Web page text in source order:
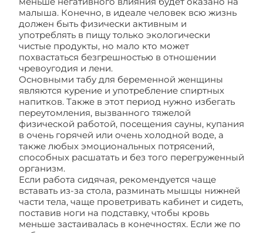
малыша. Конечно, в идеале человек всю жизнь
должен быть физически активным и
употреблять в пищу только экологически
чистые продукты, но мало кто может
похвастаться безгрешностью в отношении
чревоугодия и лени.
Основными табу для беременной женщины
являются курение и употребление спиртных
напитков. Также в этот период нужно избегать
переутомления, вызванного тяжелой
физической работой, посещения сауны, купания
в очень горячей или очень холодной воде, а
также любых эмоциональных потрясений,
способных расшатать и без того перегруженный
организм.
Если работа сидячая, рекомендуется чаще
вставать из-за стола, разминать мышцы нижней
части тела, чаще проветривать кабинет и сидеть,
поставив ноги на подставку, чтобы кровь
меньше застаивалась в конечностях. Если же по